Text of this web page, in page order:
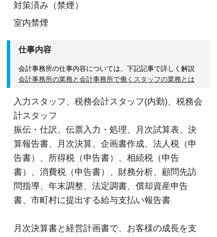
対策済み（禁煙）
室内禁煙
仕事内容
会計事務所の仕事内容については、下記記事で詳しく解説
会計事務所の業務と会計事務所で働くスタッフの業務とは
入力スタッフ、税務会計スタッフ(内勤)、税務会
計スタッフ
振伝・仕訳、伝票入力・処理、月次試算表、決
算報告書、月次決算、企画書作成、法人税（申
告書）、所得税（申告書）、相続税（申告
書）、消費税（申告書）、財務分析、顧問先訪
問指導、年末調整、法定調書、償却資産申告
書、市町村に提出する給与支払い報告書
月次決算書と経営計画書で、お客様の成長を支